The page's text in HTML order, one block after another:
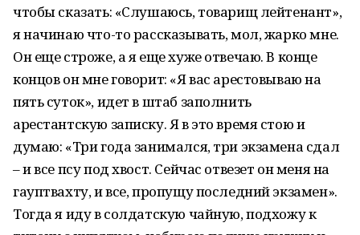
чтобы сказать: «Слушаюсь, товарищ лейтенант»,
я начинаю что-то рассказывать, мол, жарко мне.
Он еще строже, а я еще хуже отвечаю. В конце
концов он мне говорит: «Я вас арестовываю на
пять суток», идет в штаб заполнить
арестантскую записку. Я в это время стою и
думаю: «Три года занимался, три экзамена сдал
– и все псу под хвост. Сейчас отвезет он меня на
гауптвахту, и все, пропущу последний экзамен».
Тогда я иду в солдатскую чайную, подхожу к